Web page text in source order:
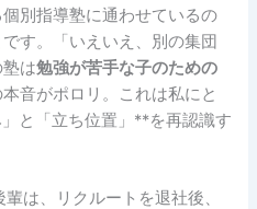
別指導塾に通わせているの
す。「いえいえ、別の集団
塾は勉強が苦手な子のための
音がポロリ。これは私にと
と「立ち位置」**を再認識す
は、リクルートを退社後、